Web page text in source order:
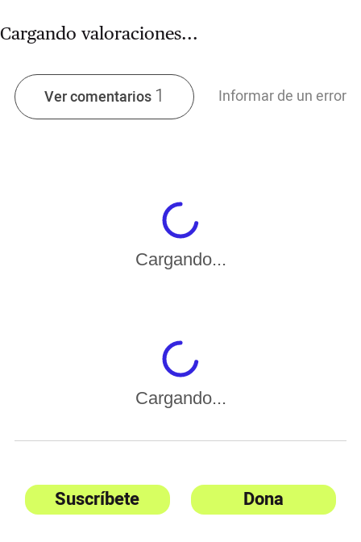
Cargando valoraciones...
Ver comentarios 1 Informar de un error
Cargando...
Cargando...
Suscríbete Dona